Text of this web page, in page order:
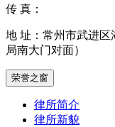
传 真：
地 址： 常州市武进区
局南大门对面）
荣誉之窗
律所简介
律所新貌